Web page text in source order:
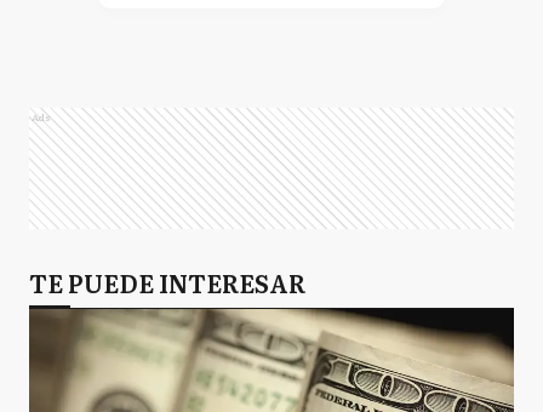
Ads
TE PUEDE INTERESAR